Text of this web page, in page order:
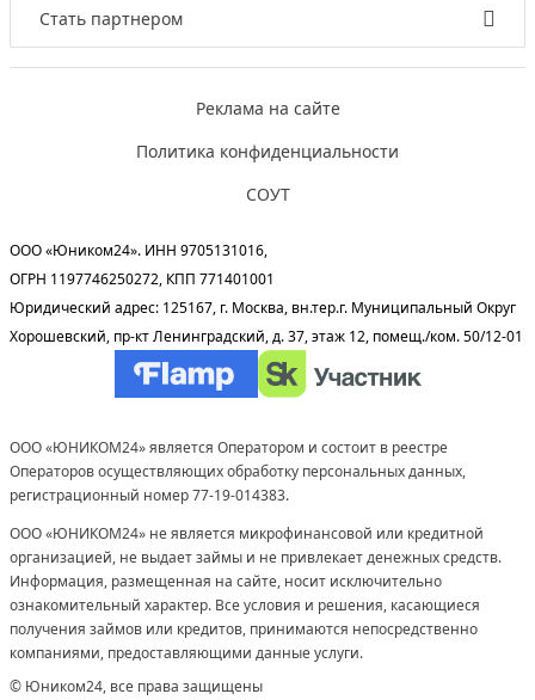
Стать партнером
Реклама на сайте
Политика конфиденциальности
СОУТ
ООО «Юником24». ИНН 9705131016,
ОГРН 1197746250272, КПП 771401001
Юридический адрес: 125167, г. Москва, вн.тер.г. Муниципальный Округ
Хорошевский, пр-кт Ленинградский, д. 37, этаж 12, помещ./ком. 50/12-01
ООО «ЮНИКОМ24» является Оператором и состоит в реестре
Операторов осуществляющих обработку персональных данных,
регистрационный номер 77-19-014383.
ООО «ЮНИКОМ24» не является микрофинансовой или кредитной
организацией, не выдает займы и не привлекает денежных средств.
Информация, размещенная на сайте, носит исключительно
ознакомительный характер. Все условия и решения, касающиеся
получения займов или кредитов, принимаются непосредственно
компаниями, предоставляющими данные услуги.
© Юником24, все права защищены